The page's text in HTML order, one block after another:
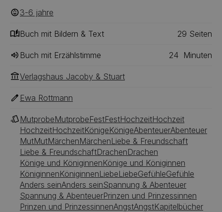
hat seine Brille vergessen, deshalb entführt er statt
der Prinzessin den vor Angst zitternden Prinzen.
3-6 ‎‎ jahre
Buch mit Bildern & Text 29 ‎‎ Seiten
Buch mit Erzählstimme 24 Minuten
Verlagshaus Jacoby & Stuart
Ewa Rottmann
MutprobeMutprobeFestFestHochzeitHochzeit
HochzeitHochzeitKönigeKönigeAbenteuerAbenteuer
MutMutMärchenMärchenLiebe & Freundschaft
Liebe & FreundschaftDrachenDrachen
Könige und KöniginnenKönige und Königinnen
KöniginnenKöniginnenLiebeLiebeGefühleGefühle
Anders seinAnders seinSpannung & Abenteuer
Spannung & AbenteuerPrinzen und Prinzessinnen
Prinzen und PrinzessinnenAngstAngstKapitelbücher